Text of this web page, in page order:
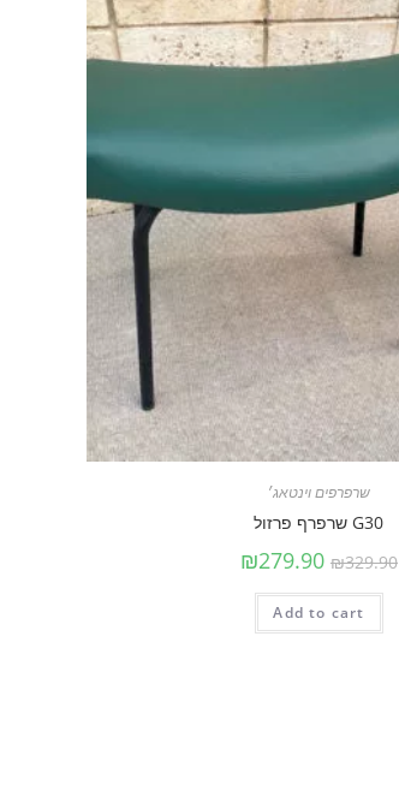
שרפרפים וינטאג׳
G30 שרפרף פרזול
₪329.90
₪279.90
Add to cart